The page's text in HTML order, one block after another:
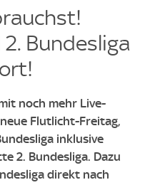
Bundesliga
noch mehr Live-
Flutlicht-Freitag,
inklusive
2. Bundesliga. Dazu
direkt nach